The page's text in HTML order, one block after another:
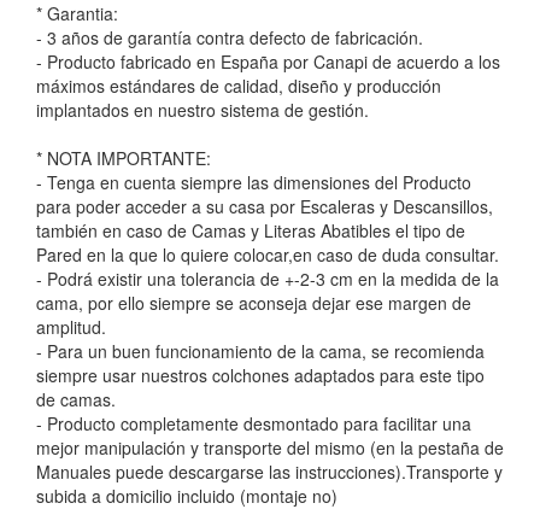
* Garantia:
- 3 años de garantía contra defecto de fabricación.
- Producto fabricado en España por Canapi de acuerdo a los
máximos estándares de calidad, diseño y producción
implantados en nuestro sistema de gestión.
* NOTA IMPORTANTE:
- Tenga en cuenta siempre las dimensiones del Producto
para poder acceder a su casa por Escaleras y Descansillos,
también en caso de Camas y Literas Abatibles el tipo de
Pared en la que lo quiere colocar,en caso de duda consultar.
- Podrá existir una tolerancia de +-2-3 cm en la medida de la
cama, por ello siempre se aconseja dejar ese margen de
amplitud.
- Para un buen funcionamiento de la cama, se recomienda
siempre usar nuestros colchones adaptados para este tipo
de camas.
- Producto completamente desmontado para facilitar una
mejor manipulación y transporte del mismo (en la pestaña de
Manuales puede descargarse las instrucciones).Transporte y
subida a domicilio incluido (montaje no)